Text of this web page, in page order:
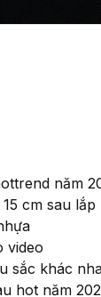
năm
cm sau lắp
video
sắc khác
hot năm